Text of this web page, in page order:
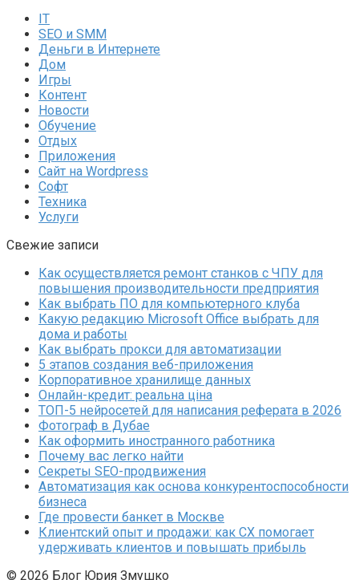
IT
SEO и SMM
Деньги в Интернете
Дом
Игры
Контент
Новости
Обучение
Отдых
Приложения
Сайт на Wordpress
Софт
Техника
Услуги
Свежие записи
Как осуществляется ремонт станков с ЧПУ для
повышения производительности предприятия
Как выбрать ПО для компьютерного клуба
Какую редакцию Microsoft Office выбрать для
дома и работы
Как выбрать прокси для автоматизации
5 этапов создания веб-приложения
Корпоративное хранилище данных
Онлайн-кредит: реальна ціна
ТОП-5 нейросетей для написания реферата в 2026
Фотограф в Дубае
Как оформить иностранного работника
Почему вас легко найти
Секреты SEO-продвижения
Автоматизация как основа конкурентоспособности
бизнеса
Где провести банкет в Москве
Клиентский опыт и продажи: как CX помогает
удерживать клиентов и повышать прибыль
© 2026 Блог Юрия Змушко